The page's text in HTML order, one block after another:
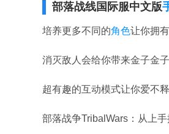
部落战线国际服中文版
培养更多不同的角色让你拥
消灭敌人会给你带来金子金
超有趣的互动模式让你爱不
部落战争TribalWars：从上